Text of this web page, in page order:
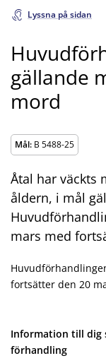
Lyssna på sidan
gällande
mord
Mål: B 5488-25
Åtal har väckts
åldern, i mål
mars med
fortsätter den 20
Information till dig
förhandling